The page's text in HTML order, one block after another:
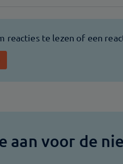
aan voor de